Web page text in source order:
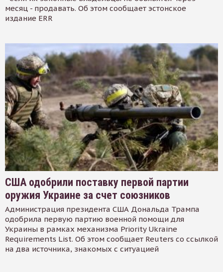
месяц - продавать. Об этом сообщает эстонское
издание ERR
США одобрили поставку первой партии
оружия Украине за счет союзников
Администрация президента США Дональда Трампа
одобрила первую партию военной помощи для
Украины в рамках механизма Priority Ukraine
Requirements List. Об этом сообщает Reuters со ссылкой
на два источника, знакомых с ситуацией